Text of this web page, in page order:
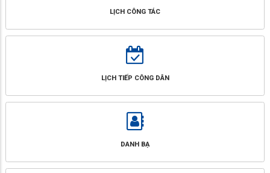
LỊCH CÔNG TÁC
LỊCH TIẾP CÔNG DÂN
DANH BẠ